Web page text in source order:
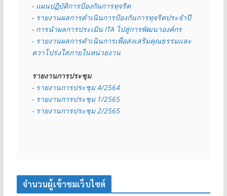
- แผนปฏิบัติการป้องกันการทุจริต
- รายงานผลการดำเนินการป้องกันการทุจริตประจำปี
- การนำผลการประเมิน ITA ไปสู่การพัฒนาองค์กร
- รายงานผลการดำเนินการเพื่อส่งเสริมคุณธรรมและ
ควาโปร่งใสภายในหน่วยงาน
รายงานการประชุม
- รายงานการประชุม 4/2564
- รายงานการประชุม 1/2565
- รายงานการประชุม 2/2565
จำนวนผู้เข้าชมเว็บไซต์